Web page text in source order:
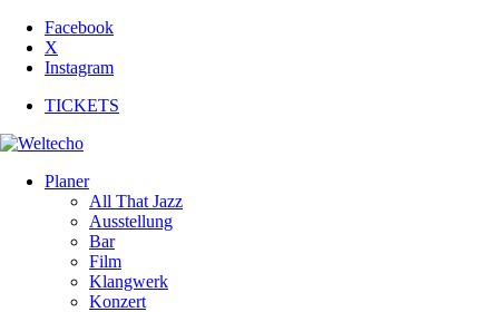
Facebook
X
Instagram
TICKETS
Planer
All That Jazz
Ausstellung
Bar
Film
Klangwerk
Konzert